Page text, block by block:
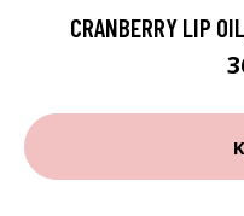
CRANBERRY LIP